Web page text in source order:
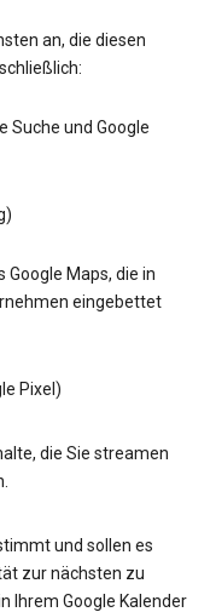
an, die diesen
Suche und Google
Maps, die in
eingebettet
Pixel)
die Sie streamen
und sollen es
zur nächsten zu
Ihrem Google Kalender